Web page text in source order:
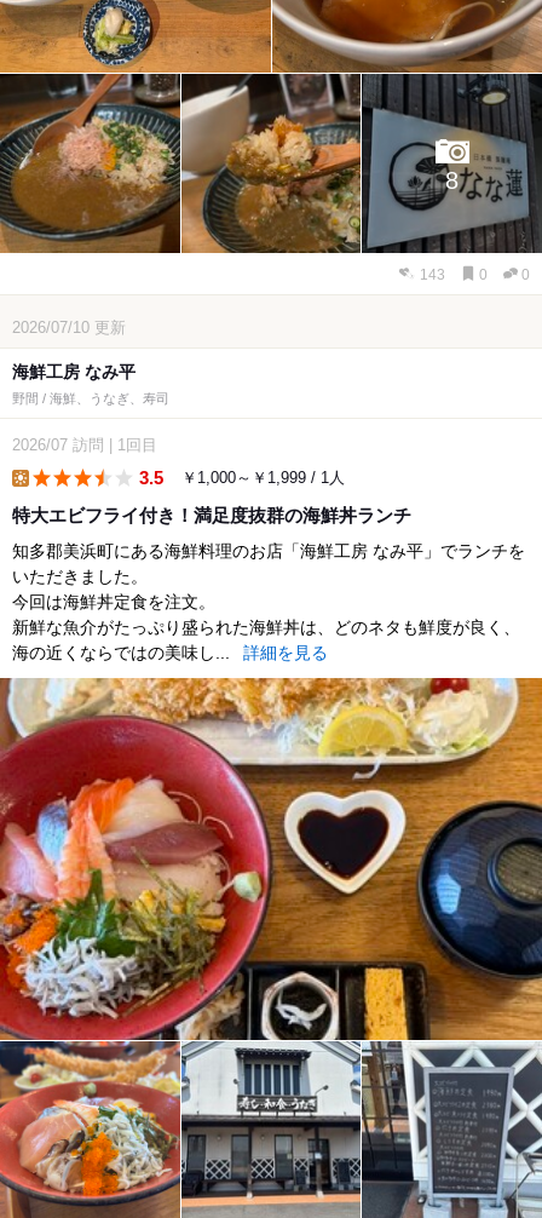
8
143 0 0
2026/07/10 更新
海鮮工房 なみ平
野間 / 海鮮、うなぎ、寿司
2026/07 訪問 1回目
3.5 ￥1,000～￥1,999 / 1人
特大エビフライ付き！満足度抜群の海鮮丼ランチ
知多郡美浜町にある海鮮料理のお店「海鮮工房 なみ平」でランチを
いただきました。
今回は海鮮丼定食を注文。
新鮮な魚介がたっぷり盛られた海鮮丼は、どのネタも鮮度が良く、
海の近くならではの美味し...
詳細を見る